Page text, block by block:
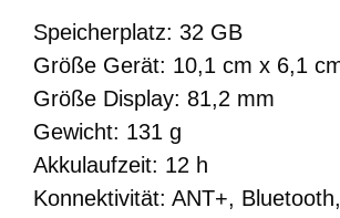
Speicherplatz: 32 GB
Größe Gerät: 10,1 cm x 6,1
Größe Display: 81,2 mm
Gewicht: 131 g
Akkulaufzeit: 12 h
Konnektivität: ANT+,